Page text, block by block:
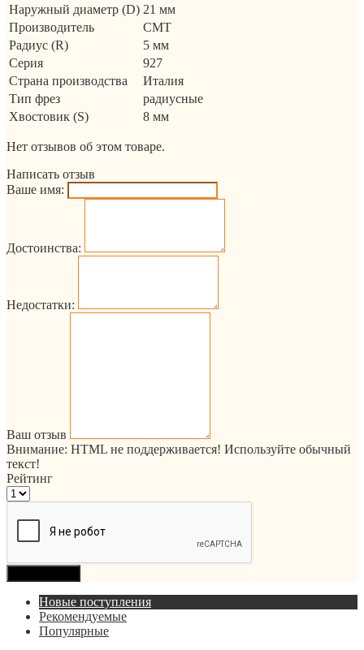
Наружный диаметр (D) 21 мм
Производитель
CMT
Радиус (R)
5 мм
Серия
927
Страна производства
Италия
Тип фрез
радиусные
Хвостовик (S)
8 мм
Нет отзывов об этом товаре.
Написать отзыв
Ваше имя:
Достоинства:
Недостатки:
Ваш отзыв
Внимание: HTML не поддерживается! Используйте обычный
текст!
Рейтинг
Новые поступления
Рекомендуемые
Популярные